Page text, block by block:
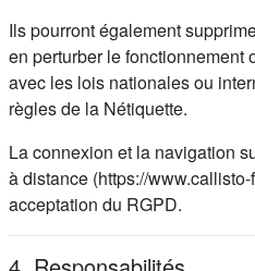
Ils pourront également
en perturber le fonctionnement
avec les lois nationales ou
règles de la Nétiquette.
La connexion et la navigation
à distance (https://
acceptation du RGPD.